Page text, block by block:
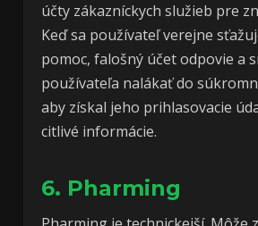
účty zákazníckych služieb pre
Keď sa používateľ verejne
pomoc, falošný účet odpovie a
používateľa nalákať do
aby získal jeho prihlasovacie
citlivé informácie.
6. Pharming